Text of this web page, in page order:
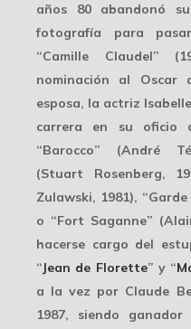
años 80 abandonó
fotografía para
“Camille Claudel”
nominación al
esposa, la actriz
carrera en su oficio
“Barocco” (André
(Stuart Rosenberg,
Zulawski, 1981),
o “Fort Saganne”
hacerse cargo del
“Jean de Florette” y “
a la vez por Claude
1987, siendo